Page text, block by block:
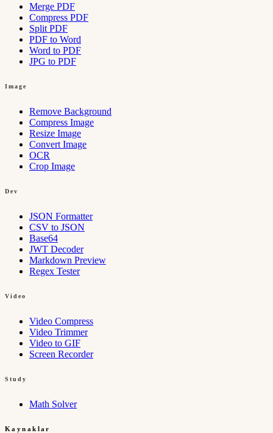
Merge PDF
Compress PDF
Split PDF
PDF to Word
Word to PDF
JPG to PDF
Image
Remove Background
Compress Image
Resize Image
Convert Image
OCR
Crop Image
Dev
JSON Formatter
CSV to JSON
Base64
JWT Decoder
Markdown Preview
Regex Tester
Video
Video Compress
Video Trimmer
Video to GIF
Screen Recorder
Study
Math Solver
Kaynaklar